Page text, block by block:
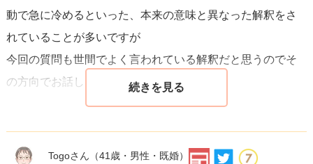
動で急に冷めるといった、本来の意味と異なった解釈をさ
れていることが多いですが
今回の質問も世間でよく言われている解釈だと思うのでそ
の方向でお話しします。
＜なぜ長続きしないか＞
Togoさん （41歳・男性・既婚）